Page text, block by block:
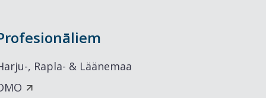
, Rapla- & Läänemaa